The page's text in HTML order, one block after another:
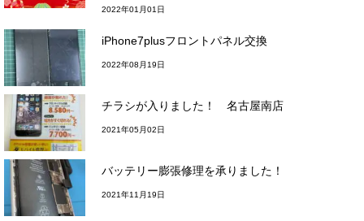
2022年01月01日
iPhone7plusフロントパネル交換
2022年08月19日
チラシが入りました！ 名古屋南店
2021年05月02日
バッテリー膨張修理を承りました！
2021年11月19日